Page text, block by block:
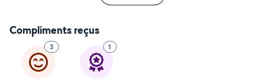
Compliments reçus
3 1